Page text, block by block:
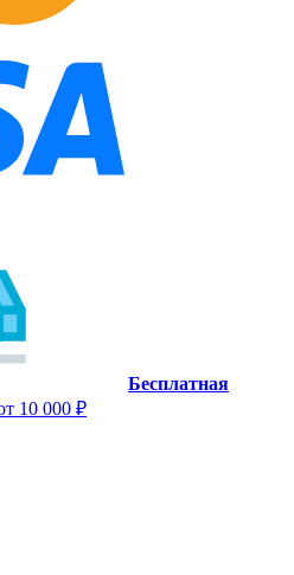
Бесплатная
10 000 ₽